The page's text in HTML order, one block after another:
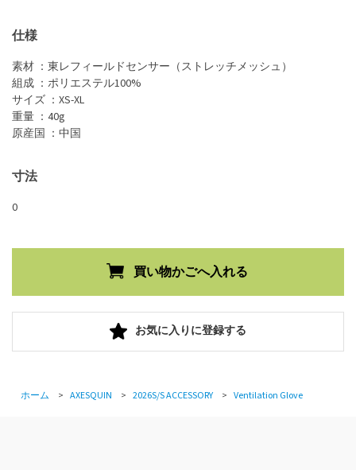
仕様
素材 ：東レフィールドセンサー（ストレッチメッシュ）
組成 ：ポリエステル100%
サイズ ：XS-XL
重量 ：40g
原産国 ：中国
寸法
0
お気に入りに登録する
ホーム > AXESQUIN > 2026S/S ACCESSORY > Ventilation Glove